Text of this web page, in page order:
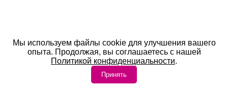
Мы используем файлы cookie для улучшения вашего
опыта. Продолжая, вы соглашаетесь с нашей
Политикой конфиденциальности.
Принять